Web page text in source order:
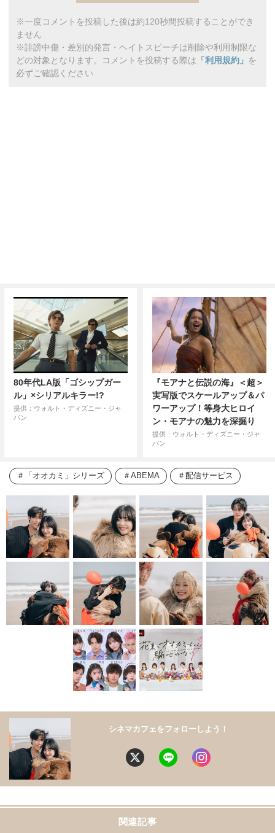
※一度コメントを投稿した後は約120秒間投稿することができ
ません
※誹謗中傷・差別的発言・ヘイトスピーチは削除や利用制限な
どの対象となります。コメントを投稿する際は 「利用規約」 を
必ずご確認ください
80年代LA版「ゴシップガー
ル」×シリアルキラー!?
提供：ウォルト・ディズニー・ジャ
パン
『モアナと伝説の海』＜超＞
実写版でスケールアップ＆パ
ワーアップ！等身大ヒロイ
ン・モアナの魅力を深掘り
提供：ウォルト・ディズニー・ジャ
パン
「オオカミ」シリーズ ABEMA 配信サービス
シネマカフェをフォローしよう！
関連記事